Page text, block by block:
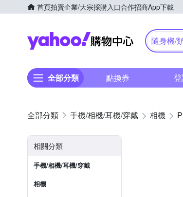
首頁拍賣企業/大宗採購入口合作招商App下載
Yahoo購物中
隨身機/
全部分類 點換券
手機/相機/耳機/穿戴 相機
相關分類
手機/相機/耳機/穿戴
相機